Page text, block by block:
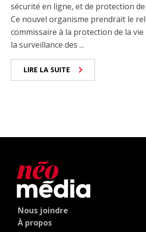
sécurité en ligne, et de protection
Ce nouvel organisme prendrait le
commissaire à la protection de la
la surveillance des ...
LIRE LA SUITE
Nous joindre
À propos